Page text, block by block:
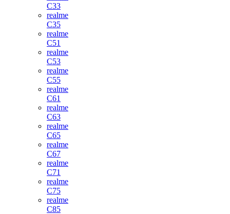
C33
realme
C35
realme
C51
realme
C53
realme
C55
realme
C61
realme
C63
realme
C65
realme
C67
realme
C71
realme
C75
realme
C85